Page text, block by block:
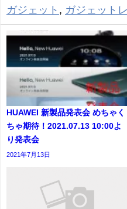
ガジェット , ガジェット
HUAWEI 新製品発表会 めちゃく
ちゃ期待！2021.07.13 10:00よ
り発表会
2021年7月13日